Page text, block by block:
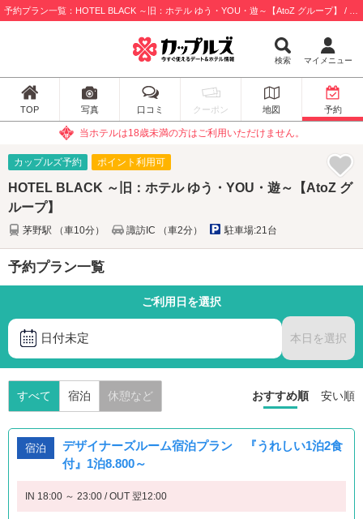
検索 マイメニュー
TOP 写真 口コミ クーポン 地図 予約
当ホテルは18歳未満の方はご利用いただけません。
カップルズ予約 ポイント利用可
HOTEL BLACK ～旧：ホテル ゆう・YOU・遊～【AtoZ グ
ループ】
茅野駅 （車10分） 諏訪IC （車2分） 駐車場:21台
予約プラン一覧
ご利用日を選択
日付未定 本日を選択
すべて 宿泊 休憩など おすすめ順 安い順
宿泊
デザイナーズルーム宿泊プラン 『うれしい1泊2食
付』1泊8.800～
IN 18:00 ～ 23:00 / OUT 翌12:00